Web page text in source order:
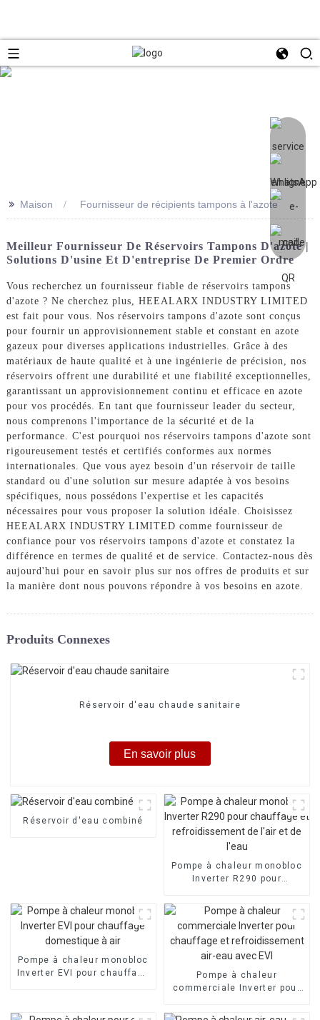
>> Maison Fournisseur de récipients tampons à l'azote
Meilleur Fournisseur De Réservoirs Tampons D'azote |
Solutions D'usine Et D'entreprise De Premier Ordre
Vous recherchez un fournisseur fiable de réservoirs tampons
d'azote ? Ne cherchez plus, HEEALARX INDUSTRY LIMITED
est fait pour vous. Nos réservoirs tampons d'azote sont conçus
pour fournir un approvisionnement stable et constant en azote
gazeux pour diverses applications industrielles. Grâce à des
matériaux de haute qualité et à une ingénierie de précision, nos
réservoirs offrent une durabilité et une fiabilité exceptionnelles,
garantissant un approvisionnement continu et efficace en azote
pour vos procédés. En tant que fournisseur leader du secteur,
nous comprenons l'importance de la sécurité et de la
performance. C'est pourquoi nos réservoirs tampons d'azote sont
rigoureusement testés et certifiés conformes aux normes
internationales. Que vous ayez besoin d'un réservoir de taille
standard ou d'une solution sur mesure adaptée à vos besoins
spécifiques, nous possédons l'expertise et les capacités
nécessaires pour vous proposer la solution idéale. Choisissez
HEEALARX INDUSTRY LIMITED comme fournisseur de
confiance pour vos réservoirs tampons d'azote et constatez la
différence en termes de qualité et de service. Contactez-nous dès
aujourd'hui pour en savoir plus sur nos offres de produits et sur
la manière dont nous pouvons répondre à vos besoins en azote.
Produits Connexes
Réservoir d'eau chaude sanitaire
En savoir plus
Réservoir d'eau combiné
Pompe à chaleur monobloc
Inverter R290 pour
refroidissement de l'air et
de l'eau
Pompe à chaleur monobloc
Inverter EVI pour chauffage
Pompe à chaleur
commerciale Inverter pour